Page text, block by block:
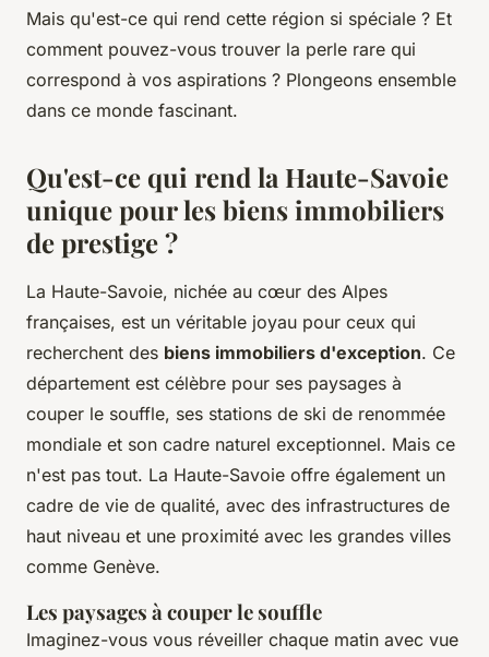
Mais qu'est-ce qui rend cette région si spéciale ? Et
comment pouvez-vous trouver la perle rare qui
correspond à vos aspirations ? Plongeons ensemble
dans ce monde fascinant.
Qu'est-ce qui rend la Haute-Savoie
unique pour les biens immobiliers
de prestige ?
La Haute-Savoie, nichée au cœur des Alpes
françaises, est un véritable joyau pour ceux qui
recherchent des biens immobiliers d'exception. Ce
département est célèbre pour ses paysages à
couper le souffle, ses stations de ski de renommée
mondiale et son cadre naturel exceptionnel. Mais ce
n'est pas tout. La Haute-Savoie offre également un
cadre de vie de qualité, avec des infrastructures de
haut niveau et une proximité avec les grandes villes
comme Genève.
Les paysages à couper le souffle
Imaginez-vous vous réveiller chaque matin avec vue